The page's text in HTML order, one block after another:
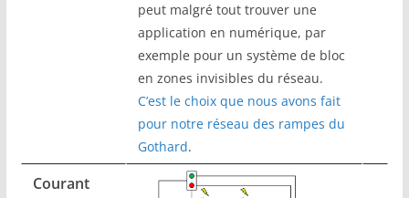
peut malgré tout trouver une
application en numérique, par
exemple pour un système de bloc
en zones invisibles du réseau.
C’est le choix que nous avons fait
pour notre réseau des rampes du
Gothard.
Courant